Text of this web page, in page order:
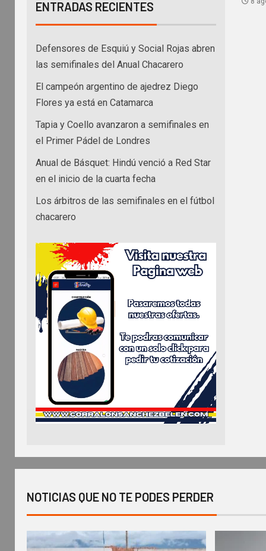
ENTRADAS RECIENTES
Defensores de Esquiú y Social Rojas abren
las semifinales del Anual Chacarero
El campeón argentino de ajedrez Diego
Flores ya está en Catamarca
Tapia y Coello avanzaron a semifinales en
el Primer Pádel de Londres
Anual de Básquet: Hindú venció a Red Star
en el inicio de la cuarta fecha
Los árbitros de las semifinales en el fútbol
chacarero
NOTICIAS QUE NO TE PODES PERDER